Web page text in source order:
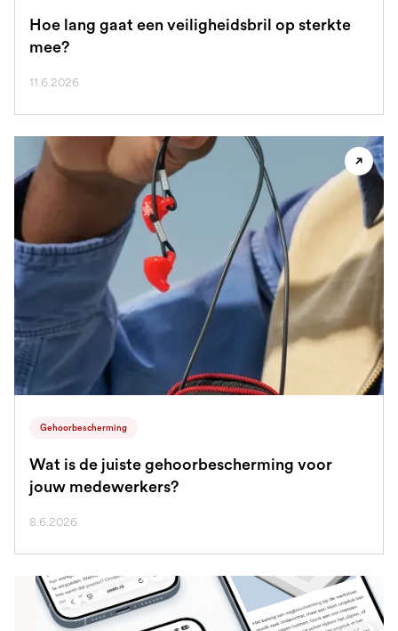
Hoe lang gaat een veiligheidsbril op sterkte
mee?
11.6.2026
Gehoorbescherming
Wat is de juiste gehoorbescherming voor
jouw medewerkers?
8.6.2026